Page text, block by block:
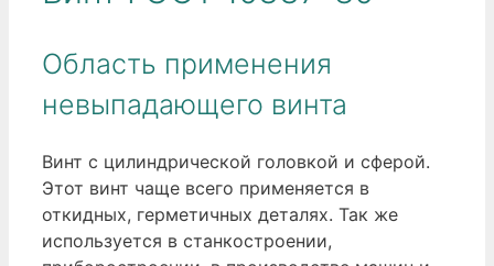
Область применения
невыпадающего винта
Винт с цилиндрической головкой и сферой.
Этот винт чаще всего применяется в
откидных, герметичных деталях. Так же
используется в станкостроении,